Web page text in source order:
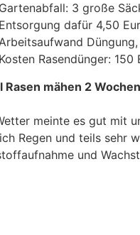
Gartenabfall: 3 große
Entsorgung dafür 4,50
Kosten Rasendünger: 150
Rasen mähen 2
meinte es gut mit
Regen und teils sehr
und